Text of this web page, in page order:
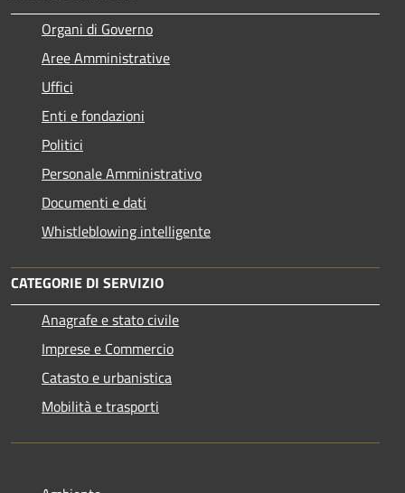
Organi di Governo
Aree Amministrative
Uffici
Enti e fondazioni
Politici
Personale Amministrativo
Documenti e dati
Whistleblowing intelligente
CATEGORIE DI SERVIZIO
Anagrafe e stato civile
Imprese e Commercio
Catasto e urbanistica
Mobilità e trasporti